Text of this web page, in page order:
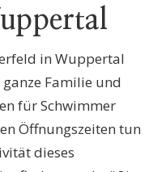
in Wuppertal
Familie und
für Schwimmer
Öffnungszeiten tun
dieses